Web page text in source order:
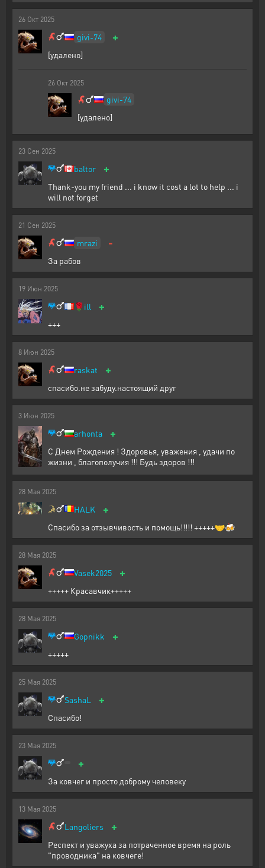
26 Окт 2025
givi-74 +
[удалено]
26 Окт 2025
givi-74
[удалено]
23 Сен 2025
baltor +
Thank-you my friend ... i know it cost a lot to help ... i
will not forget
21 Сен 2025
mrazi -
За рабов
19 Июн 2025
🌹ill +
+++
8 Июн 2025
raskat +
спасибо.не забуду.настоящий друг
3 Июн 2025
arhonta +
С Днем Рождения ! Здоровья, уважения , удачи по
жизни , благополучия !!! Будь здоров !!!
28 Мая 2025
HALK +
Спасибо за отзывчивость и помощь!!!!! +++++🤝🍻
28 Мая 2025
Vasek2025 +
+++++ Красавчик+++++
28 Мая 2025
Gopnikk +
+++++
25 Мая 2025
SashaL +
Спасибо!
23 Мая 2025
+
За ковчег и просто доброму человеку
13 Мая 2025
Langoliers +
Респект и уважуха за потраченное время на роль
"проводника" на ковчеге!